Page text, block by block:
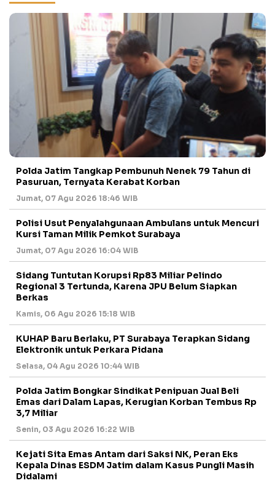
Polda Jatim Tangkap Pembunuh Nenek 79 Tahun di
Pasuruan, Ternyata Kerabat Korban
Jumat, 07 Agu 2026 18:46 WIB
Polisi Usut Penyalahgunaan Ambulans untuk Mencuri
Kursi Taman Milik Pemkot Surabaya
Jumat, 07 Agu 2026 16:04 WIB
Sidang Tuntutan Korupsi Rp83 Miliar Pelindo
Regional 3 Tertunda, Karena JPU Belum Siapkan
Berkas
Kamis, 06 Agu 2026 15:18 WIB
KUHAP Baru Berlaku, PT Surabaya Terapkan Sidang
Elektronik untuk Perkara Pidana
Selasa, 04 Agu 2026 10:44 WIB
Polda Jatim Bongkar Sindikat Penipuan Jual Beli
Emas dari Dalam Lapas, Kerugian Korban Tembus Rp
3,7 Miliar
Senin, 03 Agu 2026 16:22 WIB
Kejati Sita Emas Antam dari Saksi NK, Peran Eks
Kepala Dinas ESDM Jatim dalam Kasus Pungli Masih
Didalami